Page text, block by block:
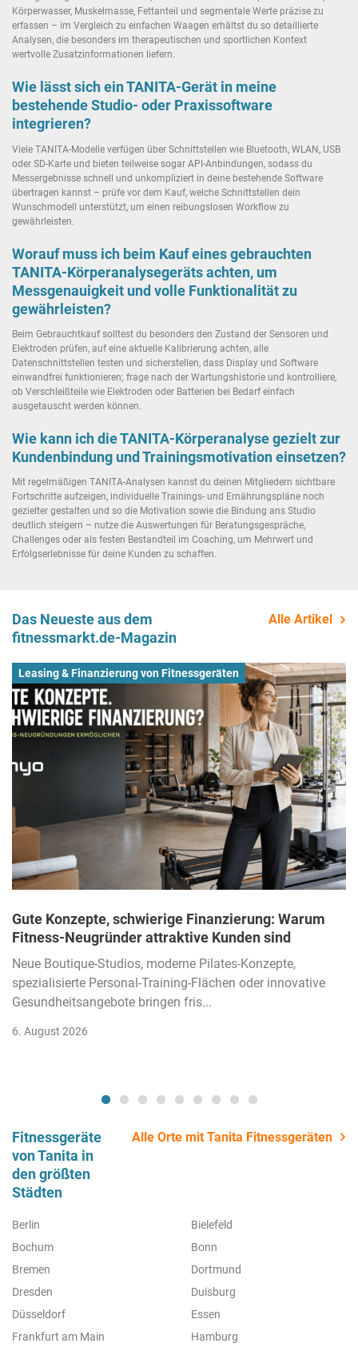
Körperwasser, Muskelmasse, Fettanteil und segmentale Werte präzise zu
erfassen – im Vergleich zu einfachen Waagen erhältst du so detaillierte
Analysen, die besonders im therapeutischen und sportlichen Kontext
wertvolle Zusatzinformationen liefern.
Wie lässt sich ein TANITA-Gerät in meine
bestehende Studio- oder Praxissoftware
integrieren?
Viele TANITA-Modelle verfügen über Schnittstellen wie Bluetooth, WLAN, USB
oder SD-Karte und bieten teilweise sogar API-Anbindungen, sodass du
Messergebnisse schnell und unkompliziert in deine bestehende Software
übertragen kannst – prüfe vor dem Kauf, welche Schnittstellen dein
Wunschmodell unterstützt, um einen reibungslosen Workflow zu
gewährleisten.
Worauf muss ich beim Kauf eines gebrauchten
TANITA-Körperanalysegeräts achten, um
Messgenauigkeit und volle Funktionalität zu
gewährleisten?
Beim Gebrauchtkauf solltest du besonders den Zustand der Sensoren und
Elektroden prüfen, auf eine aktuelle Kalibrierung achten, alle
Datenschnittstellen testen und sicherstellen, dass Display und Software
einwandfrei funktionieren; frage nach der Wartungshistorie und kontrolliere,
ob Verschleißteile wie Elektroden oder Batterien bei Bedarf einfach
ausgetauscht werden können.
Wie kann ich die TANITA-Körperanalyse gezielt zur
Kundenbindung und Trainingsmotivation einsetzen?
Mit regelmäßigen TANITA-Analysen kannst du deinen Mitgliedern sichtbare
Fortschritte aufzeigen, individuelle Trainings- und Ernährungspläne noch
gezielter gestalten und so die Motivation sowie die Bindung ans Studio
deutlich steigern – nutze die Auswertungen für Beratungsgespräche,
Challenges oder als festen Bestandteil im Coaching, um Mehrwert und
Erfolgserlebnisse für deine Kunden zu schaffen.
Das Neueste aus dem
fitnessmarkt.de-Magazin
Alle Artikel
Leasing & Finanzierung von Fitnessgeräten
Gute Konzepte, schwierige Finanzierung: Warum
Fitness-Neugründer attraktive Kunden sind
Neue Boutique-Studios, moderne Pilates-Konzepte,
spezialisierte Personal-Training-Flächen oder innovative
Gesundheitsangebote bringen fris...
6. August 2026
Fitnessgeräte
von Tanita in
den größten
Städten
Alle Orte mit Tanita Fitnessgeräten
Berlin
Bielefeld
Bochum
Bonn
Bremen
Dortmund
Dresden
Duisburg
Düsseldorf
Essen
Frankfurt am Main
Hamburg